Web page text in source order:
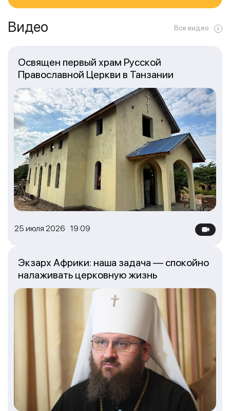
Видео Все видео
25 июля 2026 19:09
Освящен первый храм Русской
Православной Церкви в Танзании
Экзарх Африки: наша задача — спокойно
налаживать церковную жизнь